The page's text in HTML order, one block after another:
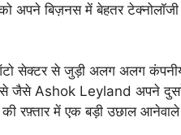
अपने बिज़नस में बेहतर
सेक्टर से जुड़ी अलग अलग
जैसे Ashok Leyland अपने
रफ़्तार में एक बड़ी उछाल